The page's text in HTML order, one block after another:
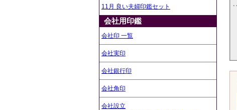
11月 良い夫婦印鑑セット
会社用印鑑
会社印 一覧
会社実印
会社銀行印
会社角印
会社設立